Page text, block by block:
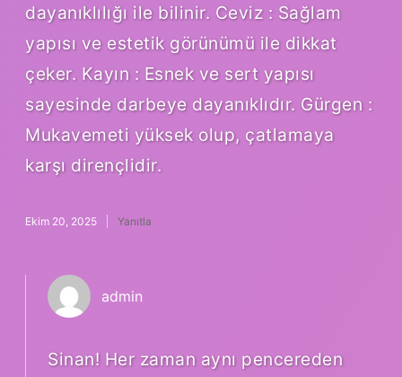
dayanıklılığı ile bilinir. Ceviz : Sağlam
yapısı ve estetik görünümü ile dikkat
çeker. Kayın : Esnek ve sert yapısı
sayesinde darbeye dayanıklıdır. Gürgen :
Mukavemeti yüksek olup, çatlamaya
karşı dirençlidir.
Ekim 20, 2025 Yanıtla
admin
Sinan! Her zaman aynı pencereden